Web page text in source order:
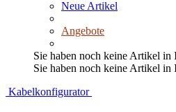
Neue Artikel
Angebote
Sie haben noch keine Artikel in
Sie haben noch keine Artikel in
Kabelkonfigurator